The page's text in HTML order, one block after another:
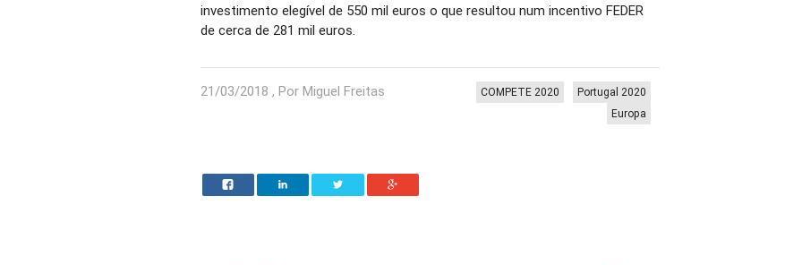
investimento elegível de 550 mil euros o que resultou num incentivo FEDER
de cerca de 281 mil euros.
21/03/2018 , Por Miguel Freitas Portugal 2020
COMPETE 2020
Europa